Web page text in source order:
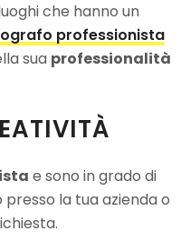
che hanno un
professionista
sua professionalità
e sono in grado di
la tua azienda o